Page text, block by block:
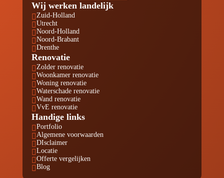
Wij werken landelijk
Zuid-Holland
Utrecht
Noord-Holland
Noord-Brabant
Drenthe
Renovatie
 Zolder renovatie
 Woonkamer renovatie
 Woning renovatie
 Waterschade renovatie
 Wand renovatie
 VvE renovatie
Handige links
 Portfolio
 Algemene voorwaarden
 DIsclaimer
 Locatie
 Offerte vergelijken
 Blog